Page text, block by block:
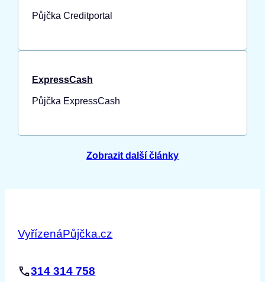
Půjčka Creditportal
ExpressCash
Půjčka ExpressCash
Zobrazit další články
VyřízenáPůjčka.cz
314 314 758